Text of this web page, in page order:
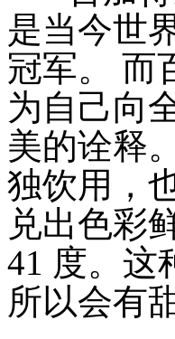
是当今世
冠军。 而
为自己向
美的诠释
独饮用，
兑出色彩
41 度。这
所以会有